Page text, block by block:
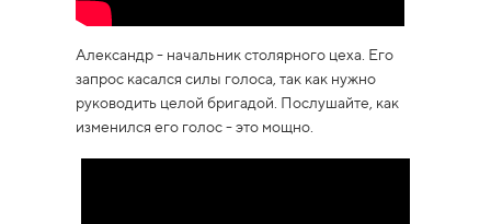
Александр - начальник столярного цеха. Его
запрос касался силы голоса, так как нужно
руководить целой бригадой. Послушайте, как
изменился его голос - это мощно.